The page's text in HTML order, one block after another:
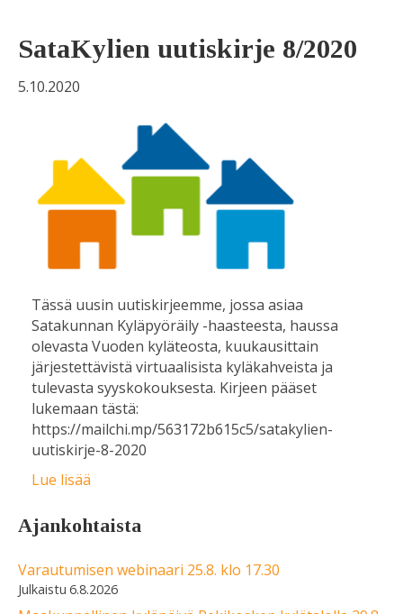
SataKylien uutiskirje 8/2020
5.10.2020
Tässä uusin uutiskirjeemme, jossa asiaa
Satakunnan Kyläpyöräily -haasteesta, haussa
olevasta Vuoden kyläteosta, kuukausittain
järjestettävistä virtuaalisista kyläkahveista ja
tulevasta syyskokouksesta. Kirjeen pääset
lukemaan tästä:
https://mailchi.mp/563172b615c5/satakylien-
uutiskirje-8-2020
Lue lisää
Ajankohtaista
Varautumisen webinaari 25.8. klo 17.30
6.8.2026